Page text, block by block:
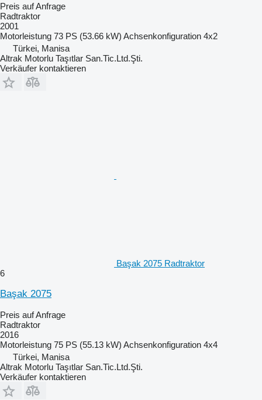
Preis auf Anfrage
Radtraktor
2001
Motorleistung 73 PS (53.66 kW) Achsenkonfiguration 4x2
Türkei, Manisa
Altrak Motorlu Taşıtlar San.Tic.Ltd.Şti.
Verkäufer kontaktieren
Başak 2075 Radtraktor
6
Başak 2075
Preis auf Anfrage
Radtraktor
2016
Motorleistung 75 PS (55.13 kW) Achsenkonfiguration 4x4
Türkei, Manisa
Altrak Motorlu Taşıtlar San.Tic.Ltd.Şti.
Verkäufer kontaktieren